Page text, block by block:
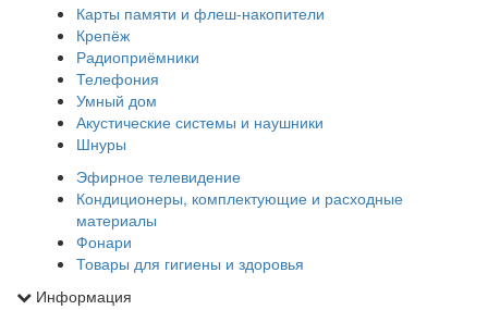
Карты памяти и флеш-накопители
Крепёж
Радиоприёмники
Телефония
Умный дом
Акустические системы и наушники
Шнуры
Эфирное телевидение
Кондиционеры, комплектующие и расходные
материалы
Фонари
Товары для гигиены и здоровья
Информация